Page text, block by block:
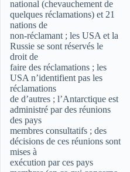
national (chevauchement de
quelques réclamations) et 21
nations de
non-réclamant ; les USA et la
Russie se sont réservés le
droit de
faire des réclamations ; les
USA n’identifient pas les
réclamations
de d’autres ; l’Antarctique est
administré par des réunions
des pays
membres consultatifs ; des
décisions de ces réunions sont
mises à
exécution par ces pays